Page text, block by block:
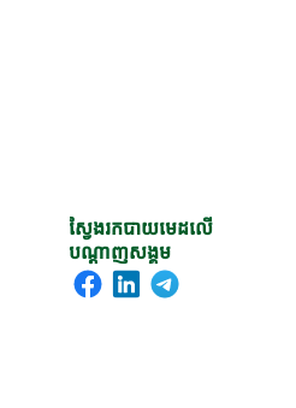
ស្វែងរកបាយមេដលើ
បណ្តាញសង្គម